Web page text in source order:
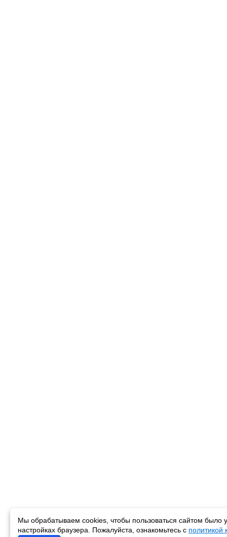
Мы обрабатываем cookies, чтобы пользоваться сайтом было
настройках браузера. Пожалуйста, ознакомьтесь с политикой